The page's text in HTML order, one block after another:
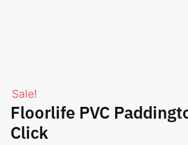
Sale!
Floorlife PVC
Click